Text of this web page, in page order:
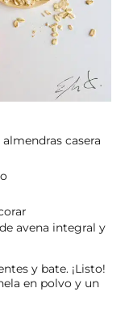
casera
avena integral y
y bate. ¡Listo!
en polvo y un